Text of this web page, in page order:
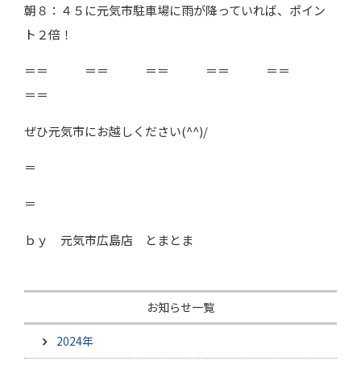
朝８：４５に元気市駐車場に雨が降っていれば、ポイン
ト２倍！
＝＝ ＝＝ ＝＝ ＝＝ ＝＝
＝＝
ぜひ元気市にお越しください(^^)/
＝
＝
ｂｙ 元気市広島店 とまとま
お知らせ一覧
2024年